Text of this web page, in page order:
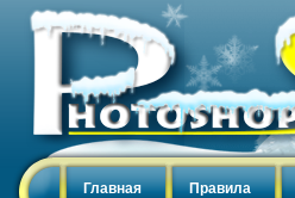
Главная Правила